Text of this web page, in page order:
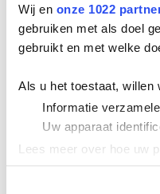
Wij en onze 1022
gebruiken met als doel
gebruikt en met welke
Als u het toestaat, willen
Informatie
Uw apparaat
Lees meer over hoe uw